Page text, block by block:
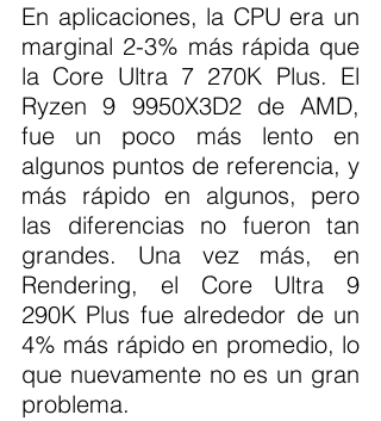
En aplicaciones, la CPU era un
marginal 2-3% más rápida que
la Core Ultra 7 270K Plus. El
Ryzen 9 9950X3D2 de AMD,
fue un poco más lento en
algunos puntos de referencia, y
más rápido en algunos, pero
las diferencias no fueron tan
grandes. Una vez más, en
Rendering, el Core Ultra 9
290K Plus fue alrededor de un
4% más rápido en promedio, lo
que nuevamente no es un gran
problema.